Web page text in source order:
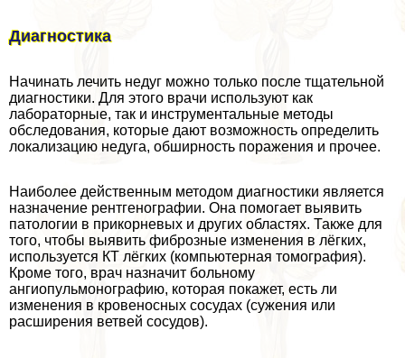
Диагностика
Начинать лечить недуг можно только после тщательной
диагностики. Для этого врачи используют как
лабораторные, так и инструментальные методы
обследования, которые дают возможность определить
локализацию недуга, обширность поражения и прочее.
Наиболее действенным методом диагностики является
назначение рентгенографии. Она помогает выявить
патологии в прикорневых и других областях. Также для
того, чтобы выявить фиброзные изменения в лёгких,
используется КТ лёгких (компьютерная томография).
Кроме того, врач назначит больному
ангиопульмонографию, которая покажет, есть ли
изменения в кровеносных сосудах (сужения или
расширения ветвей сосудов).